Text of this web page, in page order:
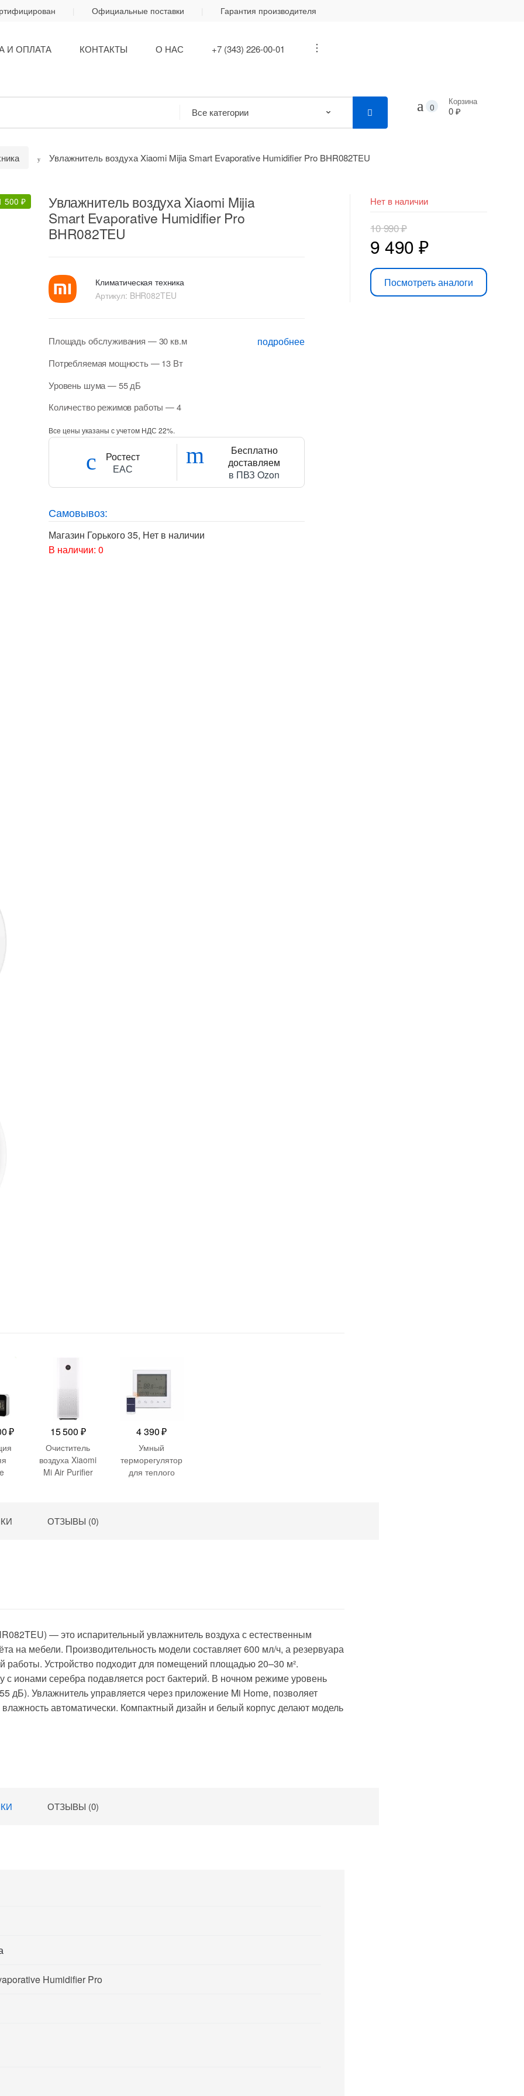
Официальные поставки Гарантия производителя
И ОПЛАТА КОНТАКТЫ О НАС +7 (343) 226-00-01 ...
0
Корзина
0 ₽
Увлажнитель воздуха Xiaomi Mijia Smart Evaporative Humidifier Pro BHR082TEU
500 ₽
Увлажнитель воздуха Xiaomi Mijia
Smart Evaporative Humidifier Pro
BHR082TEU
Климатическая техника
Артикул: BHR082TEU
подробнее
Площадь обслуживания — 30 кв.м
Потребляемая мощность— 13 Вт
Уровень шума— 55 дБ
Количество режимов работы — 4
Все цены указаны с учетом НДС 22%.
Ростест
ЕАС
Бесплатно
доставляем
в ПВЗ Ozon
Самовывоз:
Магазин Горького 35, Нет в наличии
В наличии: 0
Нет в наличии
10 990₽
Первоначальная
цена
составляла
9 490 ₽Текущая
цена:
9
Посмотреть аналоги
₽Текущая 15 500 ₽
Очиститель
воздуха Xiaomi
Mi Air Purifier
4 390₽
Умный
терморегулятор
для теплого
ОТЗЫВЫ (0)
— это испарительный увлажнитель воздуха с естественным
на мебели. Производительность модели составляет 600 мл/ч, а резервуара
работы. Устройство подходит для помещений площадью 20–30 м².
ионами серебра подавляется рост бактерий. В ночном режиме уровень
Увлажнитель управляется через приложение Mi Home, позволяет
автоматически. Компактный дизайн и белый корпус делают модель
ОТЗЫВЫ (0)
Humidifier Pro